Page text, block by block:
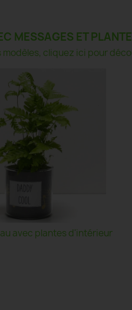
MESSAGES ET
cliquez ici pour
avec plantes d'intérieur